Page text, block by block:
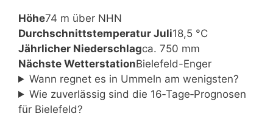
Höhe74 m über NHN
Durchschnittstemperatur Juli18,5 °C
Jährlicher Niederschlagca. 750 mm
Nächste WetterstationBielefeld-Enger
Wann regnet es in Ummeln am wenigsten?
Wie zuverlässig sind die 16‑Tage‑Prognosen
für Bielefeld?